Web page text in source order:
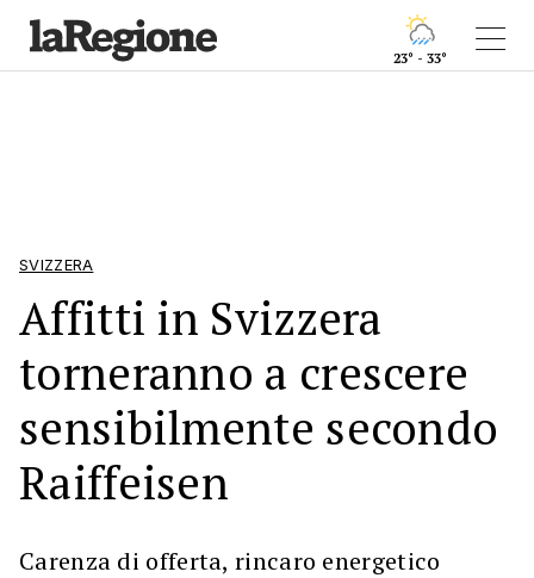
23° - 33°
SVIZZERA
Affitti in Svizzera
torneranno a crescere
sensibilmente secondo
Raiffeisen
Carenza di offerta, rincaro energetico